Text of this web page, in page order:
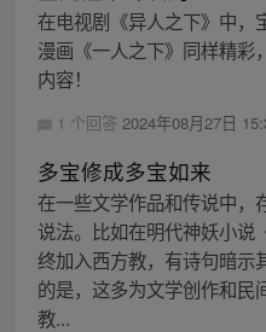
在电视剧《异人之下》中，
漫画《一人之下》同样精彩
内容！
1 个回答 2024年08月27日
多宝修成多宝如来
在一些文学作品和传说中，
说法。比如在明代神妖小说
终加入西方教，有诗句暗示
的是，这多为文学创作和民
教...